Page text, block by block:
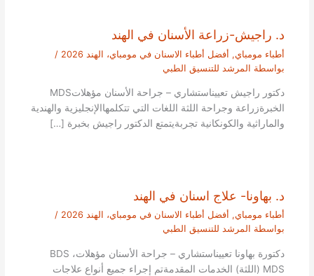
د. راجيش-زراعة الأسنان في الهند
أطباء مومباي, أفضل أطباء الاسنان في مومباي، الهند 2026
/
بواسطة المرشد للتنسيق الطبي
دكتور راجيش تعييناستشاري – جراحة الأسنان مؤهلاتMDS
الخبرةزراعة وجراحة اللثة اللغات التي تتكلمهاالإنجليزية والهندية
والماراثية والكونكانية تجربةيتمتع الدكتور راجيش بخبرة […]
د. بهاونا- علاج اسنان في الهند
أطباء مومباي, أفضل أطباء الاسنان في مومباي، الهند 2026
/
بواسطة المرشد للتنسيق الطبي
دكتورة بهاونا تعييناستشاري – جراحة الأسنان مؤهلاتBDS ،
MDS (اللثة) الخدمات المقدمةتم إجراء جميع أنواع علاجات